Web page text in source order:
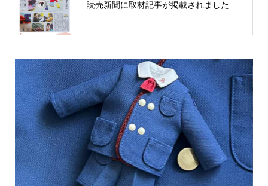
読売新聞に取材記事が掲載されました